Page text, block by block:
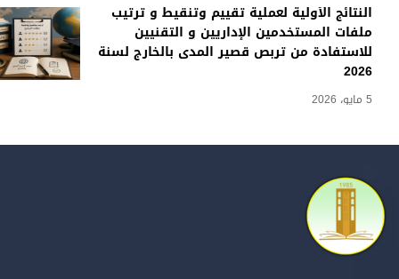
النتائج الأولية لعملية تقييم وتنقيط و ترتيب
ملفات المستخدمين الإداريين و التقنيين
للاستفادة من تربص قصير المدى بالخارج لسنة
2026
5 مايو، 2026